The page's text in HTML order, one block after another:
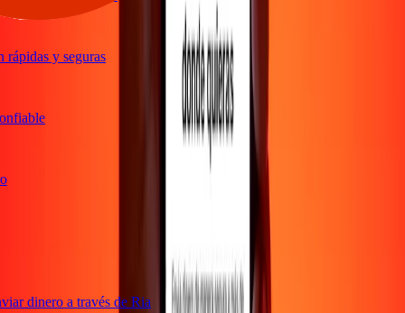
y seguras
dinero a través de Ria